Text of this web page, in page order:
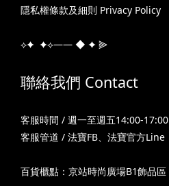
隱私權條款及細則 Privacy Policy
⟡✦ ✦⟡—— ◆ ✦ ⫸
聯絡我們 Contact
客服時間 / 週一至週五14:00-17:00
客服管道 / 法寶FB、 法寶官方Line
百貨櫃點：京站時尚廣場B1飾品區